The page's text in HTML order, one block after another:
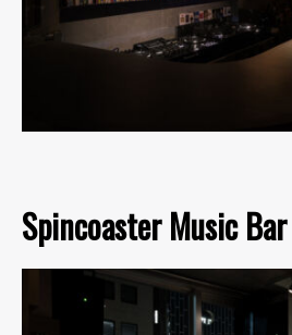
Spincoaster Music